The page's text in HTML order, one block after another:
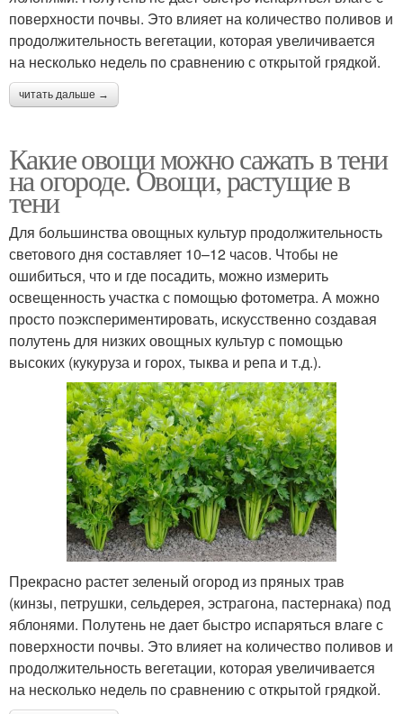
поверхности почвы. Это влияет на количество поливов и
продолжительность вегетации, которая увеличивается
на несколько недель по сравнению с открытой грядкой.
читать дальше →
Какие овощи можно сажать в тени
на огороде. Овощи, растущие в
тени
Для большинства овощных культур продолжительность
светового дня составляет 10–12 часов. Чтобы не
ошибиться, что и где посадить, можно измерить
освещенность участка с помощью фотометра. А можно
просто поэкспериментировать, искусственно создавая
полутень для низких овощных культур с помощью
высоких (кукуруза и горох, тыква и репа и т.д.).
Прекрасно растет зеленый огород из пряных трав
(кинзы, петрушки, сельдерея, эстрагона, пастернака) под
яблонями. Полутень не дает быстро испаряться влаге с
поверхности почвы. Это влияет на количество поливов и
продолжительность вегетации, которая увеличивается
на несколько недель по сравнению с открытой грядкой.